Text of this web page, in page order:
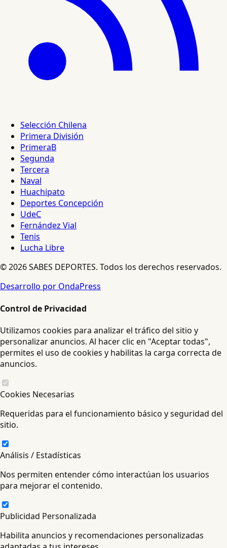
Selección Chilena
Primera División
PrimeraB
Segunda
Tercera
Naval
Huachipato
Deportes Concepción
UdeC
Fernández Vial
Tenis
Lucha Libre
© 2026 SABES DEPORTES. Todos los derechos reservados.
Desarrollo por OndaPress
Control de Privacidad
Utilizamos cookies para analizar el tráfico del sitio y
personalizar anuncios. Al hacer clic en "Aceptar todas",
permites el uso de cookies y habilitas la carga correcta de
anuncios.
Cookies Necesarias
Requeridas para el funcionamiento básico y seguridad del
sitio.
Análisis / Estadísticas
Nos permiten entender cómo interactúan los usuarios
para mejorar el contenido.
Publicidad Personalizada
Habilita anuncios y recomendaciones personalizadas